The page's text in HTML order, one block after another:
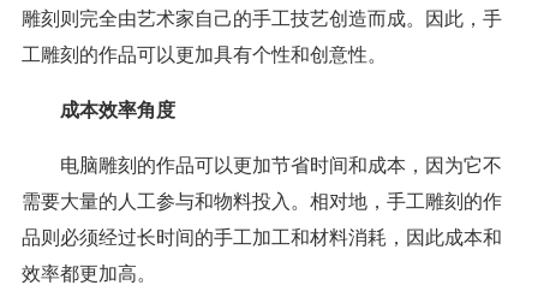
雕刻则完全由艺术家自己的手工技艺创造而成。因此，手
工雕刻的作品可以更加具有个性和创意性。
成本效率角度
电脑雕刻的作品可以更加节省时间和成本，因为它不
需要大量的人工参与和物料投入。相对地，手工雕刻的作
品则必须经过长时间的手工加工和材料消耗，因此成本和
效率都更加高。